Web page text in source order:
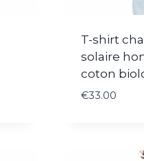
T-shirt
solaire
coton
€33.00